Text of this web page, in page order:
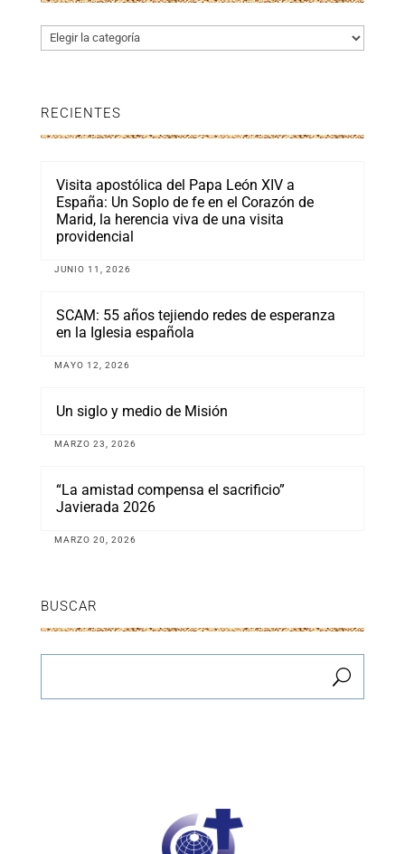
Categorías
RECIENTES
Visita apostólica del Papa León XIV a
España: Un Soplo de fe en el Corazón de
Marid, la herencia viva de una visita
providencial
JUNIO 11, 2026
SCAM: 55 años tejiendo redes de esperanza
en la Iglesia española
MAYO 12, 2026
Un siglo y medio de Misión
MARZO 23, 2026
“La amistad compensa el sacrificio”
Javierada 2026
MARZO 20, 2026
BUSCAR